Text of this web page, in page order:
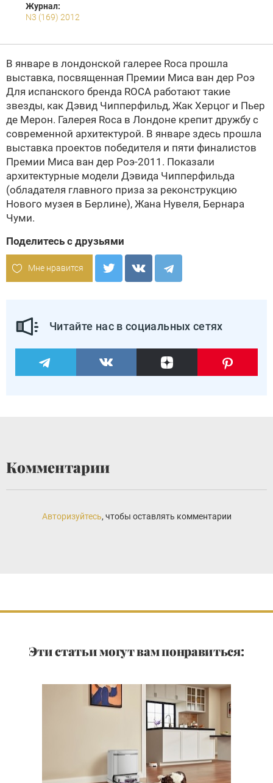
Журнал:
N3 (169) 2012
В январе в лондонской галерее Roca прошла
выставка, посвященная Премии Миса ван дер Роэ
Для испанского бренда ROCA работают такие
звезды, как Дэвид Чипперфильд, Жак Херцог и Пьер
де Мерон. Галерея Roca в Лондоне крепит дружбу с
современной архитектурой. В январе здесь прошла
выставка проектов победителя и пяти финалистов
Премии Миса ван дер Роэ-2011. Показали
архитектурные модели Дэвида Чипперфильда
(обладателя главного приза за реконструкцию
Нового музея в Берлине), Жана Нувеля, Бернара
Чуми.
Поделитесь с друзьями
Мне нравится
Читайте нас в социальных сетях
Комментарии
Авторизуйтесь, чтобы оставлять комментарии
Эти статьи могут вам понравиться: